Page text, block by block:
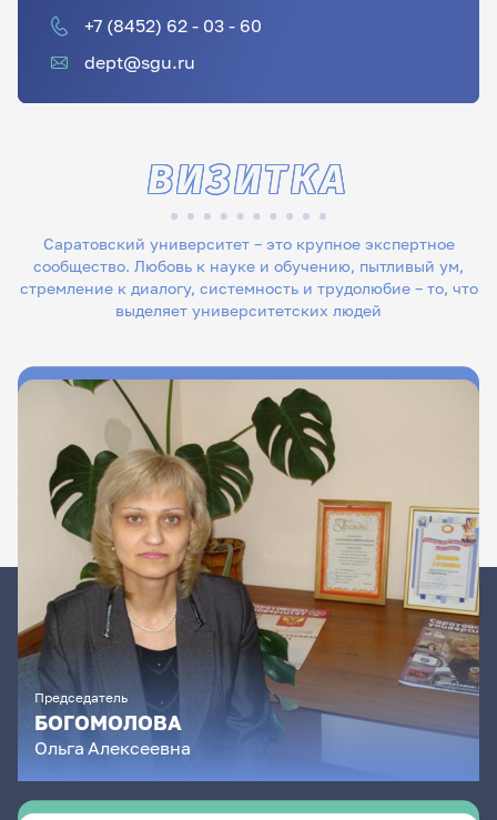
+7 (8452) 62 - 03 - 60
dept@sgu.ru
Саратовский университет – это крупное экспертное
сообщество. Любовь к науке и обучению, пытливый ум,
стремление к диалогу, системность и трудолюбие – то, что
выделяет университетских людей
ВИЗИТКА
Председатель
БОГОМОЛОВА
Ольга Алексеевна